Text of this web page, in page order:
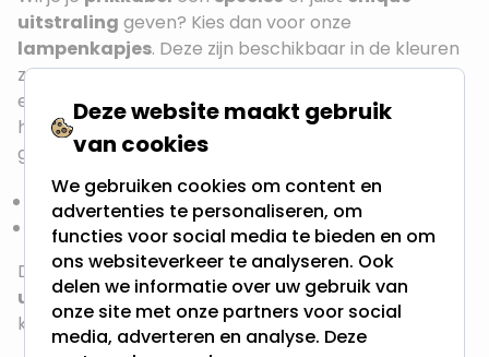
uitstraling geven? Kies dan voor onze
lampenkapjes. Deze zijn beschikbaar in de kleuren
zwart en beige, en zijn speciaal ontworpen om
eenvoudig over een lamp aan eenprikkabel
hangen. Voor het mooiste effect gebruik je een
grote lamp, zoals een:
G95 globelamp
G125 globelamp
Deze groterelichtbronnenzorgen voor een
uitstralingen verspreiden het licht mooi door de
kap.
Deze website maakt gebruik
van cookies
We gebruiken cookies om content en
advertenties te personaliseren, om
functies voor social media te bieden en om
ons websiteverkeer te analyseren. Ook
delen we informatie over uw gebruik van
onze site met onze partners voor social
media, adverteren en analyse. Deze